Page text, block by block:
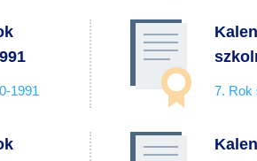
1991 7. Rok